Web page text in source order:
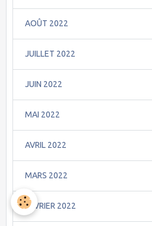
AOÛT 2022
JUILLET 2022
JUIN 2022
MAI 2022
AVRIL 2022
MARS 2022
FEVRIER 2022